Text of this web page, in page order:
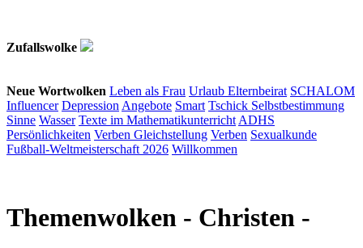
Zufallswolke
Neue Wortwolken Leben als Frau Urlaub Elternbeirat SCHALOM
Influencer Depression Angebote Smart Tschick Selbstbestimmung
Sinne Wasser Texte im Mathematikunterricht ADHS
Persönlichkeiten Verben Gleichstellung Verben Sexualkunde
Fußball-Weltmeisterschaft 2026 Willkommen
Themenwolken - Christen -